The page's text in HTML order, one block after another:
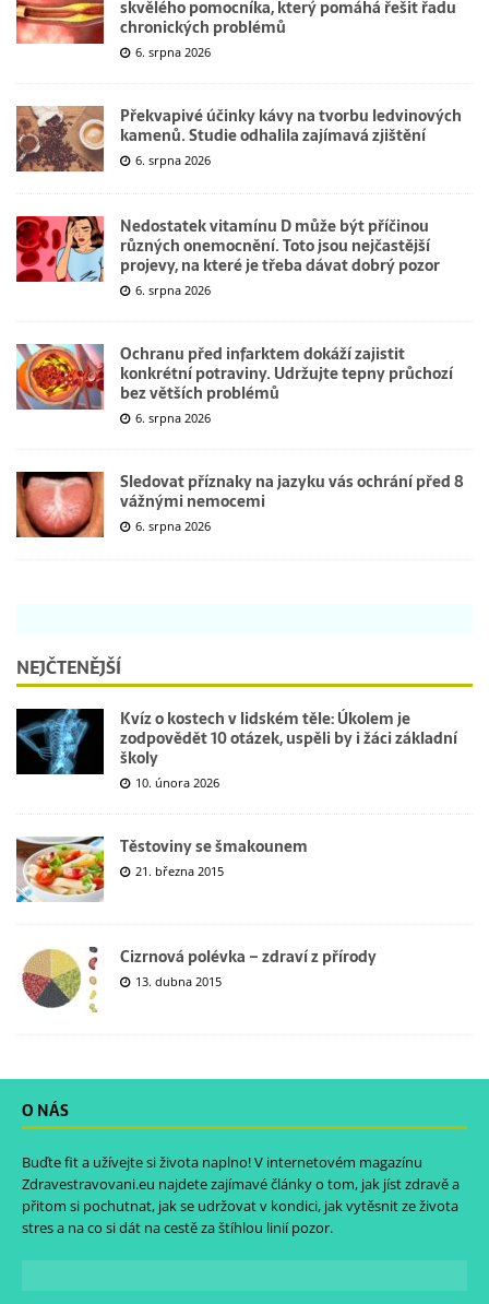
skvělého pomocníka, který pomáhá řešit řadu
chronických problémů
6. srpna 2026
Překvapivé účinky kávy na tvorbu ledvinových
kamenů. Studie odhalila zajímavá zjištění
6. srpna 2026
Nedostatek vitamínu D může být příčinou
různých onemocnění. Toto jsou nejčastější
projevy, na které je třeba dávat dobrý pozor
6. srpna 2026
Ochranu před infarktem dokáží zajistit
konkrétní potraviny. Udržujte tepny průchozí
bez větších problémů
6. srpna 2026
Sledovat příznaky na jazyku vás ochrání před 8
vážnými nemocemi
6. srpna 2026
NEJČTENĚJŠÍ
Kvíz o kostech v lidském těle: Úkolem je
zodpovědět 10 otázek, uspěli by i žáci základní
školy
10. února 2026
Těstoviny se šmakounem
21. března 2015
Cizrnová polévka – zdraví z přírody
13. dubna 2015
O NÁS
Buďte fit a užívejte si života naplno! V internetovém magazínu
Zdravestravovani.eu najdete zajímavé články o tom, jak jíst zdravě a
přitom si pochutnat, jak se udržovat v kondici, jak vytěsnit ze života
stres a na co si dát na cestě za štíhlou linií pozor.